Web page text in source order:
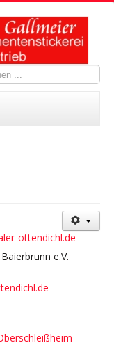
ottendichl.de
e.V.